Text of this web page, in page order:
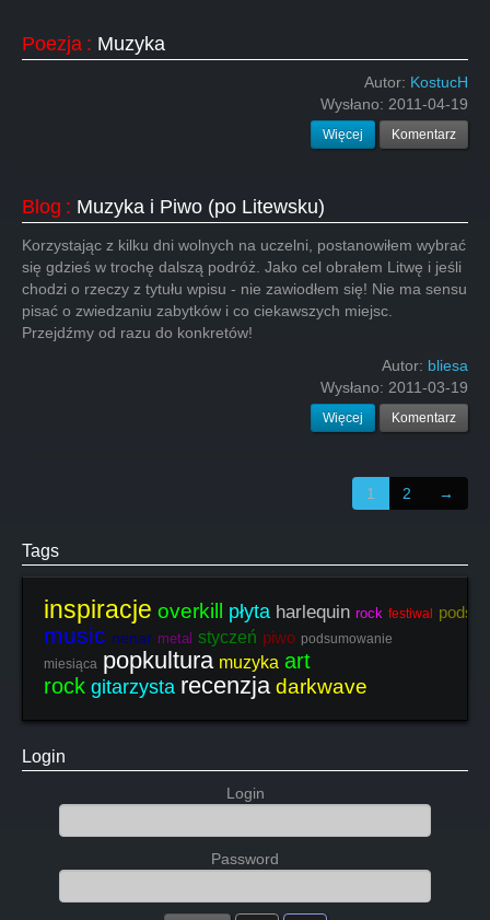
Poezja : Muzyka
Autor: KostucH
Wysłano: 2011-04-19
Więcej Komentarz
Blog : Muzyka i Piwo (po Litewsku)
Korzystając z kilku dni wolnych na uczelni, postanowiłem wybrać
się gdzieś w trochę dalszą podróż. Jako cel obrałem Litwę i jeśli
chodzi o rzeczy z tytułu wpisu - nie zawiodłem się! Nie ma sensu
pisać o zwiedzaniu zabytków i co ciekawszych miejsc.
Przejdźmy od razu do konkretów!
Autor: bliesa
Wysłano: 2011-03-19
Więcej Komentarz
1 2 →
Tags
inspiracje overkill płyta harlequin rock festiwal
music nenar metal styczeń piwo podsumowanie
miesiąca popkultura muzyka art
rock gitarzysta recenzja darkwave
Login
Login
Password